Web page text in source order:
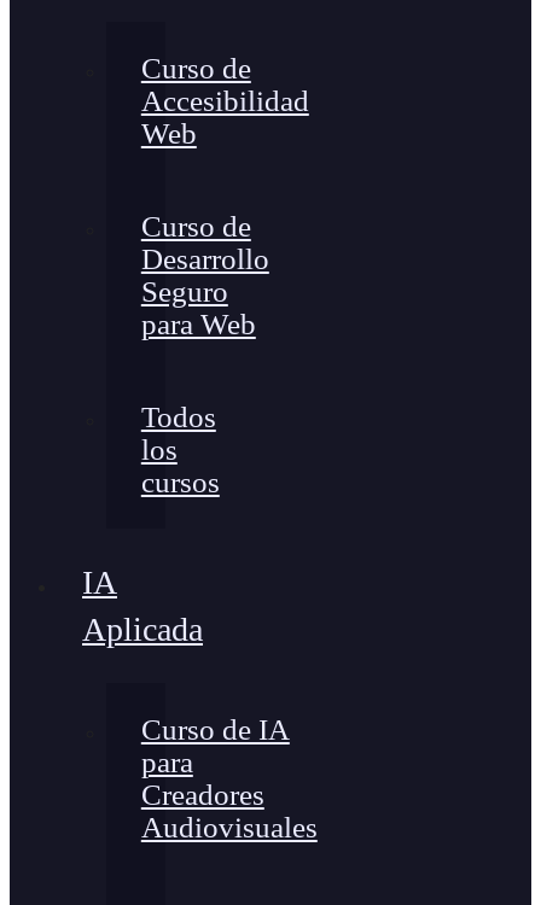
Curso de
Accesibilidad
Web
Curso de
Desarrollo
Seguro
para Web
Todos
los
cursos
IA
Aplicada
Curso de IA
para
Creadores
Audiovisuales